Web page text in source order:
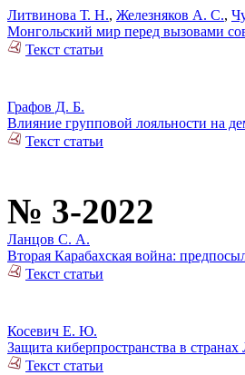
Литвинова Т. Н., Железняков А. С.,
Монгольский мир перед вызовами
Текст статьи
Графов Д. Б.
Влияние групповой лояльности на
Текст статьи
№ 3-2022
Ланцов С. А.
Вторая Карабахская война:
Текст статьи
Косевич Е. Ю.
Защита киберпространства в
Текст статьи